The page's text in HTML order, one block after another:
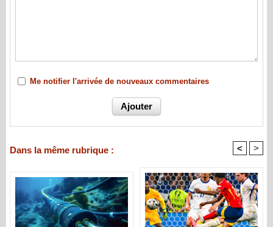
Me notifier l'arrivée de nouveaux commentaires
Dans la même rubrique : < >